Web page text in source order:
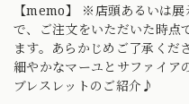
【memo】 ※店頭あるいは
で、ご注文をいただいた時点
ます。あらかじめご了承くだ
細やかなマーユとサファイア
ブレスレットのご紹介♪